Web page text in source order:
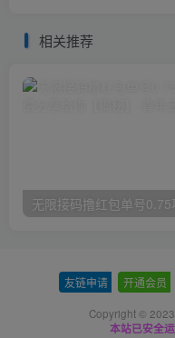
相关推荐
友链申请 开通会员
Copyright © 2023
本站已安全